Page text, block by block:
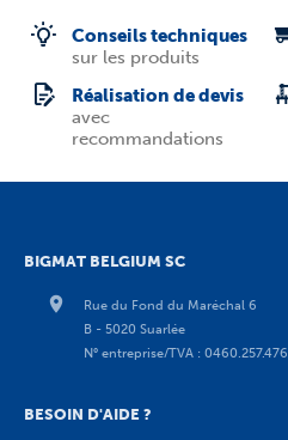
Conseils techniques
sur les produits
Réalisation de devis
avec
recommandations
BIGMAT BELGIUM SC
Rue du Fond du Maréchal 6
B - 5020 Suarlée
N° entreprise/TVA : 0460.257.476
BESOIN D'AIDE ?